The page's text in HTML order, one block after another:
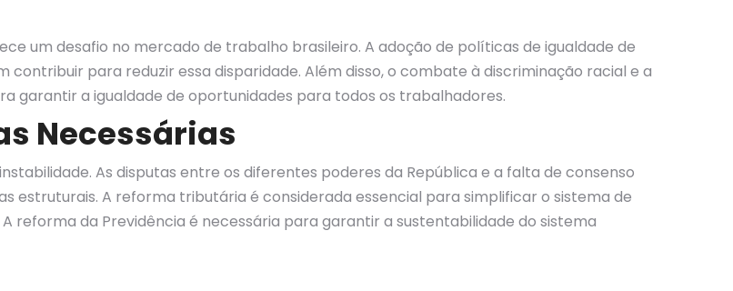
um desafio no mercado de trabalho brasileiro. A adoção de políticas de igualdade de
para reduzir essa disparidade. Além disso, o combate à discriminação racial e a
garantir a igualdade de oportunidades para todos os trabalhadores.
Necessárias
As disputas entre os diferentes poderes da República e a falta de consenso
A reforma tributária é considerada essencial para simplificar o sistema de
reforma da Previdência é necessária para garantir a sustentabilidade do sistema